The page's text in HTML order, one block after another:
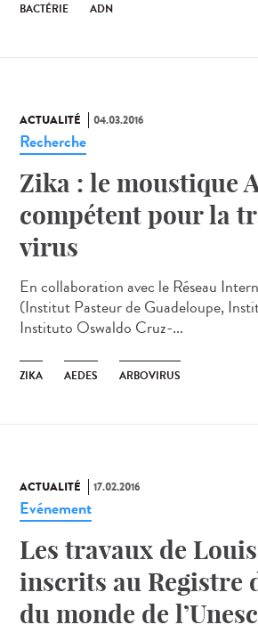
BACTÉRIE ADN
ACTUALITÉ 04.03.2016
Recherche
Zika : le moustique
compétent pour la
virus
En collaboration avec le Réseau
(Institut Pasteur de Guadeloupe,
Instituto Oswaldo Cruz-...
ZIKA AEDES ARBOVIRUS
ACTUALITÉ 17.02.2016
Evénement
Les travaux de
inscrits au Registre
du monde de